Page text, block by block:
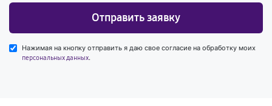
Отправить заявку
Нажимая на кнопку отправить я даю свое согласие на обработку моих
персональных данных.